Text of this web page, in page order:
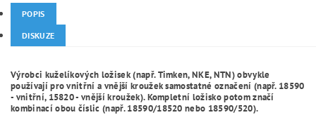
POPIS
DISKUZE
Výrobci kuželíkových ložisek (např. Timken, NKE, NTN) obvykle
používají pro vnitřní a vnější kroužek samostatné označení (např. 18590
- vnitřní, 15820 - vnější kroužek). Kompletní ložisko potom značí
kombinací obou číslic (např. 18590/18520 nebo 18590/520).